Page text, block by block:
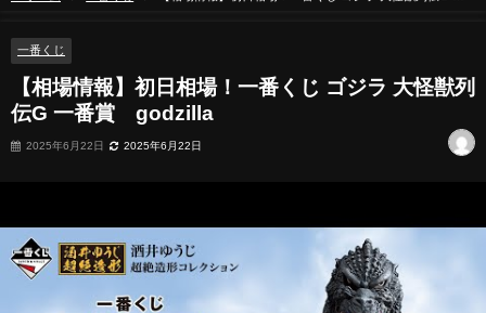
一番くじ
【相場情報】初日相場！一番くじ ゴジラ 大怪獣列
伝G 一番賞 godzilla
2025年6月22日 2025年6月22日